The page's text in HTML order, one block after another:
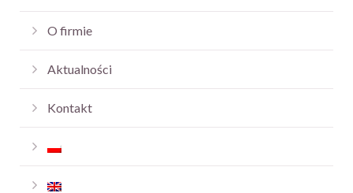
O firmie
Aktualności
Kontakt